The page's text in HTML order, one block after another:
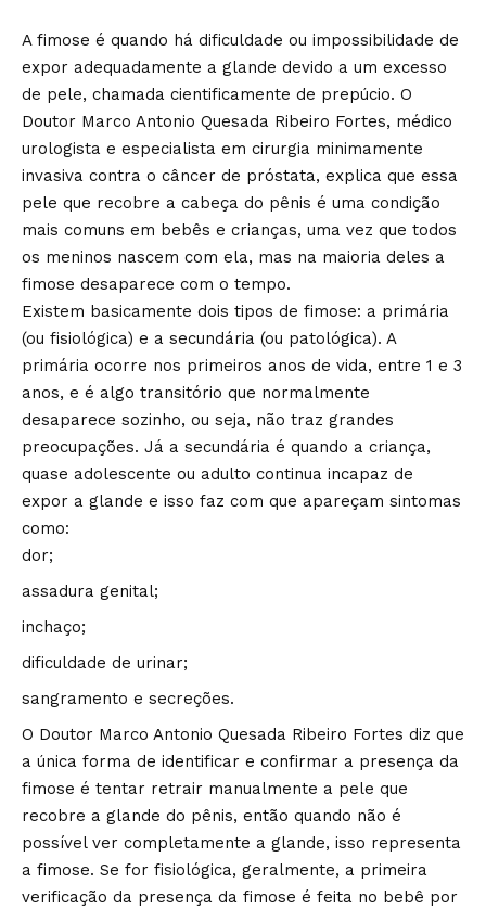
A fimose é quando há dificuldade ou impossibilidade de
expor adequadamente a glande devido a um excesso
de pele, chamada cientificamente de prepúcio. O
Doutor Marco Antonio Quesada Ribeiro Fortes, médico
urologista e especialista em cirurgia minimamente
invasiva contra o câncer de próstata, explica que essa
pele que recobre a cabeça do pênis é uma condição
mais comuns em bebês e crianças, uma vez que todos
os meninos nascem com ela, mas na maioria deles a
fimose desaparece com o tempo.
Existem basicamente dois tipos de fimose: a primária
(ou fisiológica) e a secundária (ou patológica). A
primária ocorre nos primeiros anos de vida, entre 1 e 3
anos, e é algo transitório que normalmente
desaparece sozinho, ou seja, não traz grandes
preocupações. Já a secundária é quando a criança,
quase adolescente ou adulto continua incapaz de
expor a glande e isso faz com que apareçam sintomas
como:
dor;
assadura genital;
inchaço;
dificuldade de urinar;
sangramento e secreções.
O Doutor Marco Antonio Quesada Ribeiro Fortes diz que
a única forma de identificar e confirmar a presença da
fimose é tentar retrair manualmente a pele que
recobre a glande do pênis, então quando não é
possível ver completamente a glande, isso representa
a fimose. Se for fisiológica, geralmente, a primeira
verificação da presença da fimose é feita no bebê por